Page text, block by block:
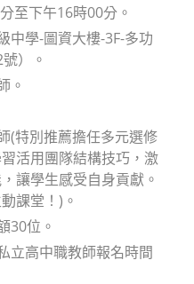
至下午16時00分。
中學-圖資大樓-3F-多功
）。
。
(特別推薦擔任多元選修
活用團隊結構技巧，激
讓學生感受自身貢獻。
課堂！)。
30位。
立高中職教師報名時間